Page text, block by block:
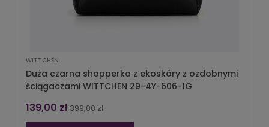
WITTCHEN
Duża czarna shopperka z ekoskóry z ozdobnymi
ściągaczami WITTCHEN 29-4Y-606-1G
139,00 zł399,00 zł